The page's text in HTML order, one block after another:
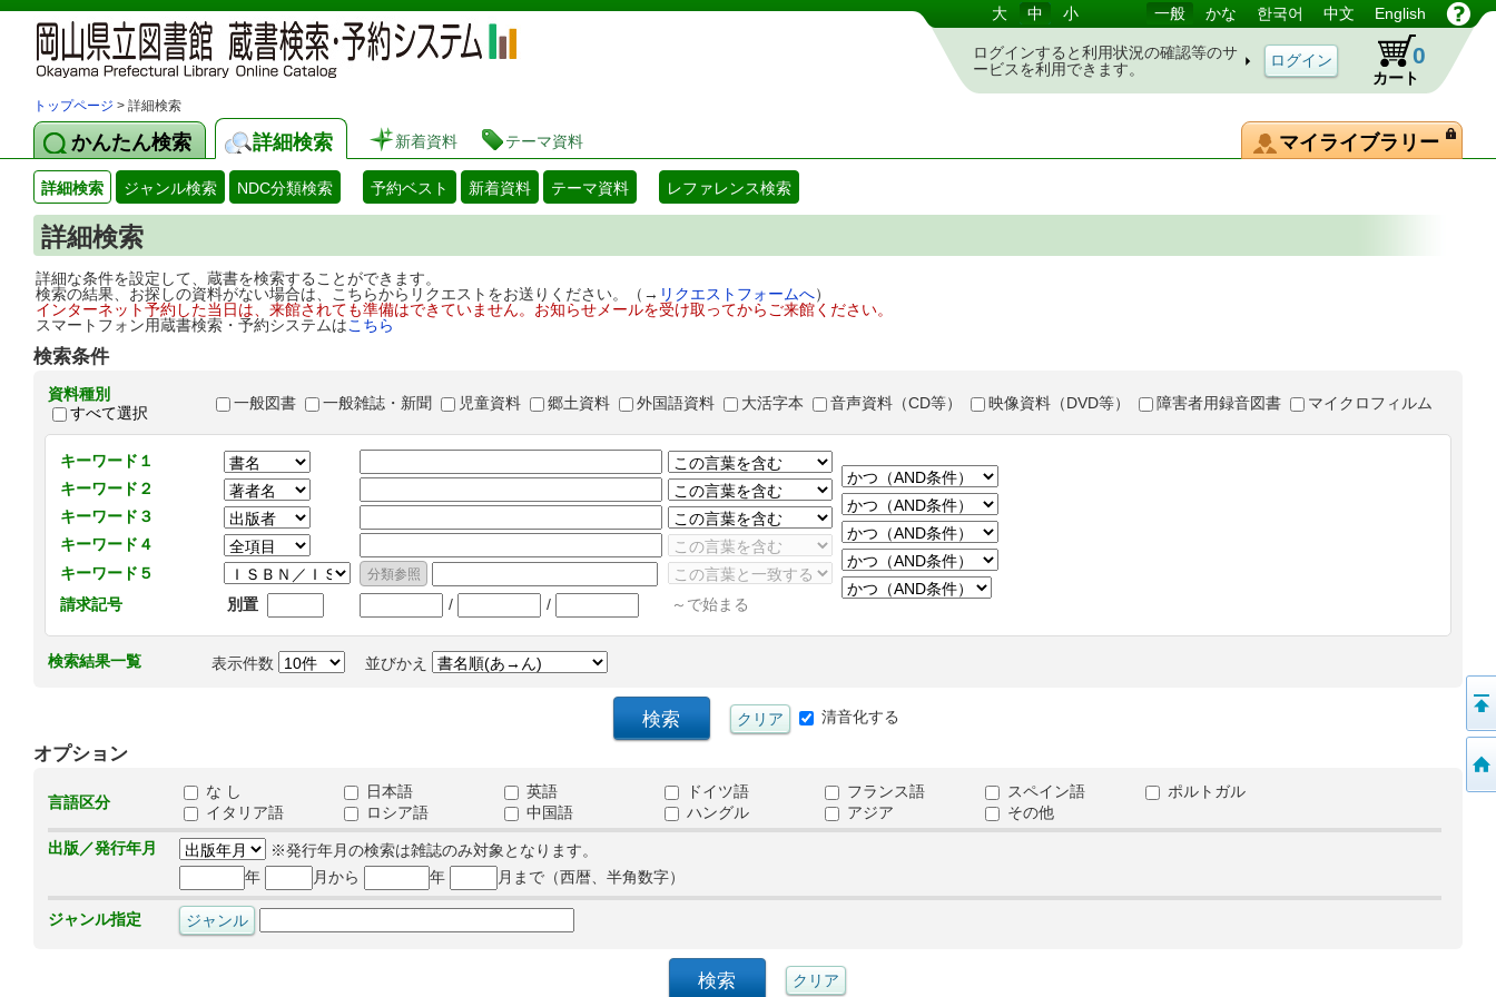
岡山県立図書館 蔵書検索・予約システム 大 中 小 一般 かな 한국어 中文 English
ログインすると利用状況の確認等のサ
ービスを利用できます。
カート
0
トップページ > 詳細検索
かんたん検索 詳細検索 新着資料 テーマ資料 マイライブラリー
詳細検索 ジャンル検索 NDC分類検索 予約ベスト 新着資料 テーマ資料 レファレンス検索
詳細検索
詳細な条件を設定して、蔵書を検索することができます。
検索の結果、お探しの資料がない場合は、こちらからリクエストをお送りください。（→ リクエストフォームへ）
インターネット予約した当日は、来館されても準備はできていません。お知らせメールを受け取ってからご来館ください。
スマートフォン用蔵書検索・予約システムはこちら
検索条件
資料種別
すべて選択
一般図書 一般雑誌・新聞 児童資料 郷土資料 外国語資料 大活字本 音声資料（CD等） 映像資料（DVD等） 障害者用録音図書 マイクロフィルム
キーワード１
キーワード２
キーワード３
キーワード４
キーワード５
請求記号
別置 / / ～で始まる
検索結果一覧 表示件数 並びかえ
清音化する
オプション
言語区分
な し 日本語 英語 ドイツ語 フランス語 スペイン語
ポルトガル
イタリア語
ロシア語 中国語 ハングル アジア
その他
出版／発行年月
※発行年月の検索は雑誌のみ対象となります。
年
月から 年 月まで（西暦、半角数字）
ジャンル指定